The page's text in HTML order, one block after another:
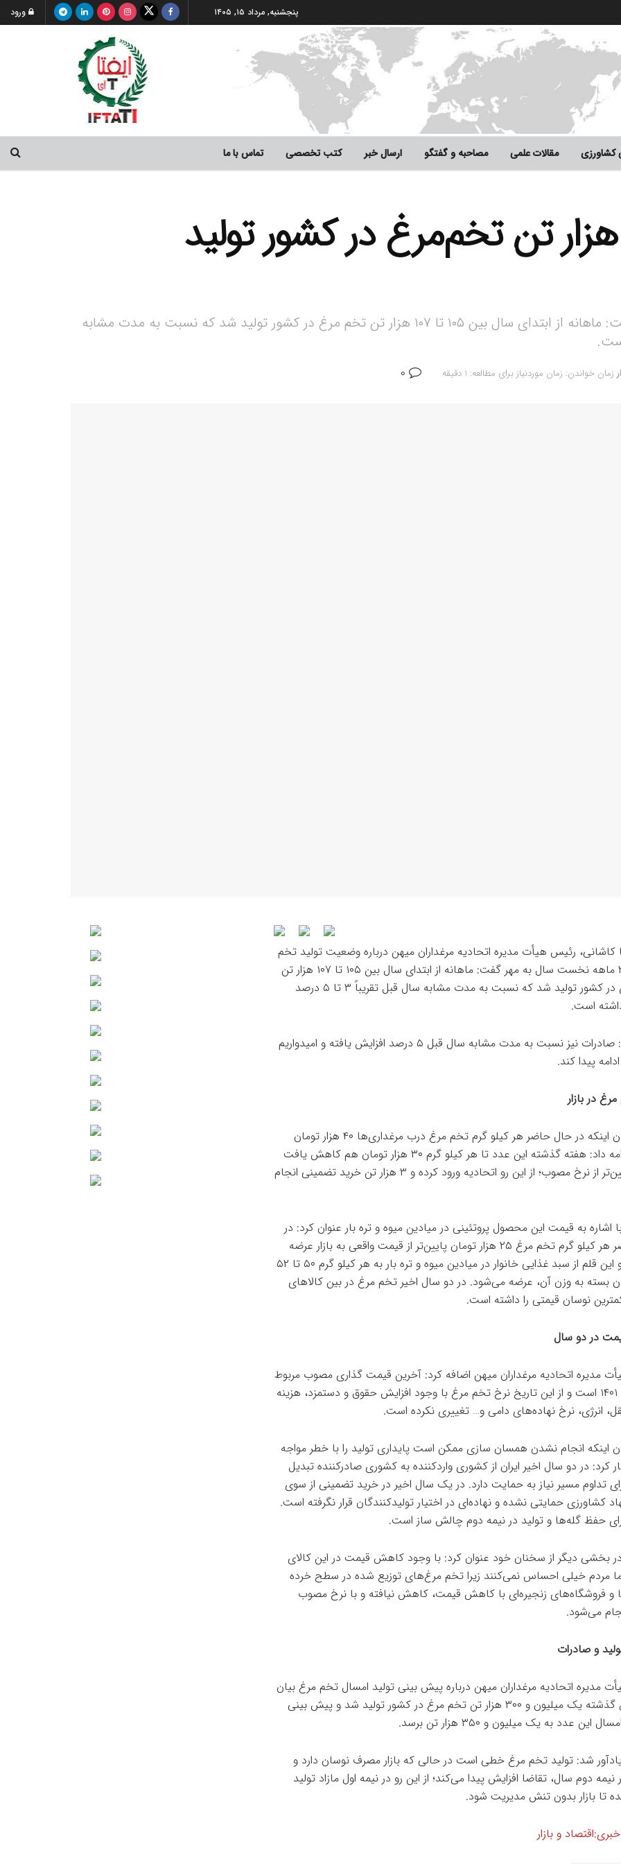
پنجشنبه, مرداد ۱۵, ۱۴۰۵ ورود
کشاورزی مقالات علمی مصاحبه و گفتگو ارسال خبر کتب تخصصی تماس با ما
ماهانه ۱۰۵ تا ۱۰۷ هزار تن تخم‌مرغ در کشور تولید
رئیس هیات‌مدیره اتحادیه مرغداران میهن گفت: ماهانه از ابتدای سال بین ۱۰۵ تا ۱۰۷ هزار تن تخم مرغ در کشور تولید شد که نسبت به مدت مشابه
زمان خواندن: زمان موردنیاز برای مطالعه: 1 دقیقه
رئیس هیأت مدیره اتحادیه مرغداران میهن درباره وضعیت تولید تخم
مرغ در ۳ ماهه نخست سال به مهر گفت: ماهانه از ابتدای سال بین ۱۰۵ تا ۱۰۷ هزار تن
تخم مرغ در کشور تولید شد که نسبت به مدت مشابه سال قبل تقریباً ۳ تا ۵ درصد
است.
وی افزود: صادرات نیز نسبت به مدت مشابه سال قبل ۵ درصد افزایش یافته و امیدواریم
پیدا کند.
در بازار
وی با بیان اینکه در حال حاضر هر کیلو گرم تخم مرغ درب مرغداری‌ها ۴۰ هزار تومان
است، ادامه داد: هفته گذشته این عدد تا هر کیلو گرم ۳۰ هزار تومان هم کاهش یافت
یعنی پایین‌تر از نرخ مصوب؛ از این رو اتحادیه ورود کرده و ۳ هزار تن خرید تضمینی انجام
اشاره به قیمت این محصول پروتئینی در میادین میوه و تره بار عنوان کرد: در
حال حاضر هر کیلو گرم تخم مرغ ۲۵ هزار تومان پایین‌تر از قیمت واقعی به بازار عرضه
می‌شود و این قلم از سبد غذایی خانوار در میادین میوه و تره بار به هر کیلو گرم ۵۰ تا ۵۲
بسته به وزن آن، عرضه می‌شود. در دو سال اخیر تخم مرغ در بین کالاهای
نوسان قیمتی را داشته است.
در دو سال
مدیره اتحادیه مرغداران میهن اضافه کرد: آخرین قیمت گذاری مصوب مربوط
به اسفند ۱۴۰۱ است و از این تاریخ نرخ تخم مرغ با وجود افزایش حقوق و دستمزد، هزینه
انرژی، نرخ نهاده‌های دامی و… تغییری نکرده است.
اینکه انجام نشدن همسان سازی ممکن است پایداری تولید را با خطر مواجه
کرد: در دو سال اخیر ایران از کشوری واردکننده به کشوری صادرکننده تبدیل
تداوم مسیر نیاز به حمایت دارد. در یک سال اخیر در خرید تضمینی از سوی
کشاورزی حمایتی نشده و نهاده‌ای در اختیار تولیدکنندگان قرار نگرفته است.
حفظ گله‌ها و تولید در نیمه دوم چالش ساز است.
بخشی دیگر از سخنان خود عنوان کرد: با وجود کاهش قیمت در این کالای
مردم خیلی احساس نمی‌کنند زیرا تخم مرغ‌های توزیع شده در سطح خرده
و فروشگاه‌های زنجیره‌ای با کاهش قیمت، کاهش نیافته و با نرخ مصوب
می‌شود.
و صادرات
مدیره اتحادیه مرغداران میهن درباره پیش بینی تولید امسال تخم مرغ بیان
کرد: سال گذشته یک میلیون و ۳۰۰ هزار تن تخم مرغ در کشور تولید شد و پیش بینی
این عدد به یک میلیون و ۳۵۰ هزار تن برسد.
شد: تولید تخم مرغ خطی است در حالی که بازار مصرف نوسان دارد و
نیمه دوم سال، تقاضا افزایش پیدا می‌کند؛ از این رو در نیمه اول مازاد تولید
تا بازار بدون تنش مدیریت شود.
و بازار